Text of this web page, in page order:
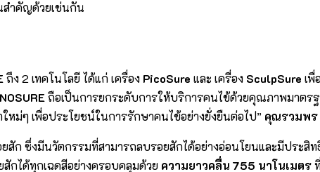
สำคัญด้วยเช่นกัน
ถึง 2 เทคโนโลยี ได้แก่ เครื่อง PicoSure และ เครื่อง SculpSure เ
ถือเป็นการยกระดับการให้บริการคนไข้ด้วยคุณภาพมาตร
หม่ๆ เพื่อประโยชน์ในการรักษาคนไข้อย่างยั่งยืนต่อไป” คุณรวมพร
สัก ซึ่งมีนวัตกรรมที่สามารถลบรอยสักได้อย่างอ่อนโยนและมีประ
สักได้ทุกเฉดสีอย่างครอบคลุมด้วย ความยาวคลื่น 755 นาโนเมตร